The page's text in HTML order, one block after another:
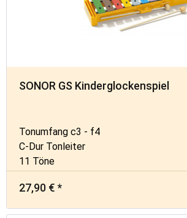
SONOR GS Kinderglockenspiel
Tonumfang c3 - f4
C-Dur Tonleiter
11 Töne
27,90 € *